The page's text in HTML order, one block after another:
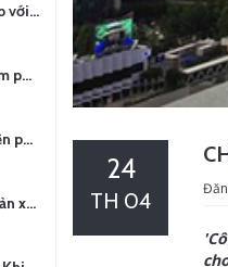
24
TH 04
Làm MV chuyên nghiệp với chi phí tối ưu: nên chọn quay thực tế hay video AI?
YCN MEDIA – Trung tâm phụ kiện quay chụp tại Hà Nội
YCN MEDIA – Đơn vị tiên phong sản xuất hình ảnh & âm thanh bằng AI tại Hà Nội
YCN MEDIA – Đối tác sản xuất hình ảnh chuyên nghiệp cho doanh nghiệp tại Hà Nội